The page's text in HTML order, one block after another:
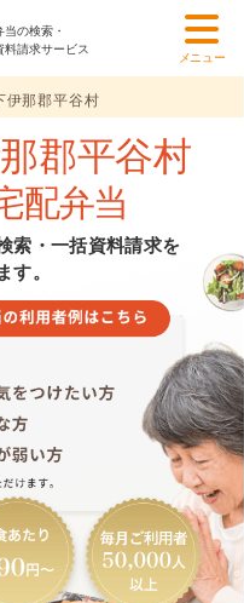
当の検索・
料請求サービス
メニュー
伊那郡平谷村
郡平谷村
配弁当
索・一括資料請求を
す。